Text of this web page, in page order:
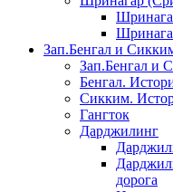
Зап.Бенгал и
Зап.Бенгал и
Бенгал.
Сикким.
Гангток
Дарджилинг
дорога